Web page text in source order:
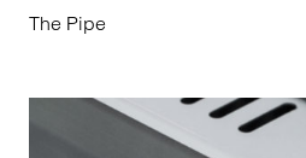
The Pipe